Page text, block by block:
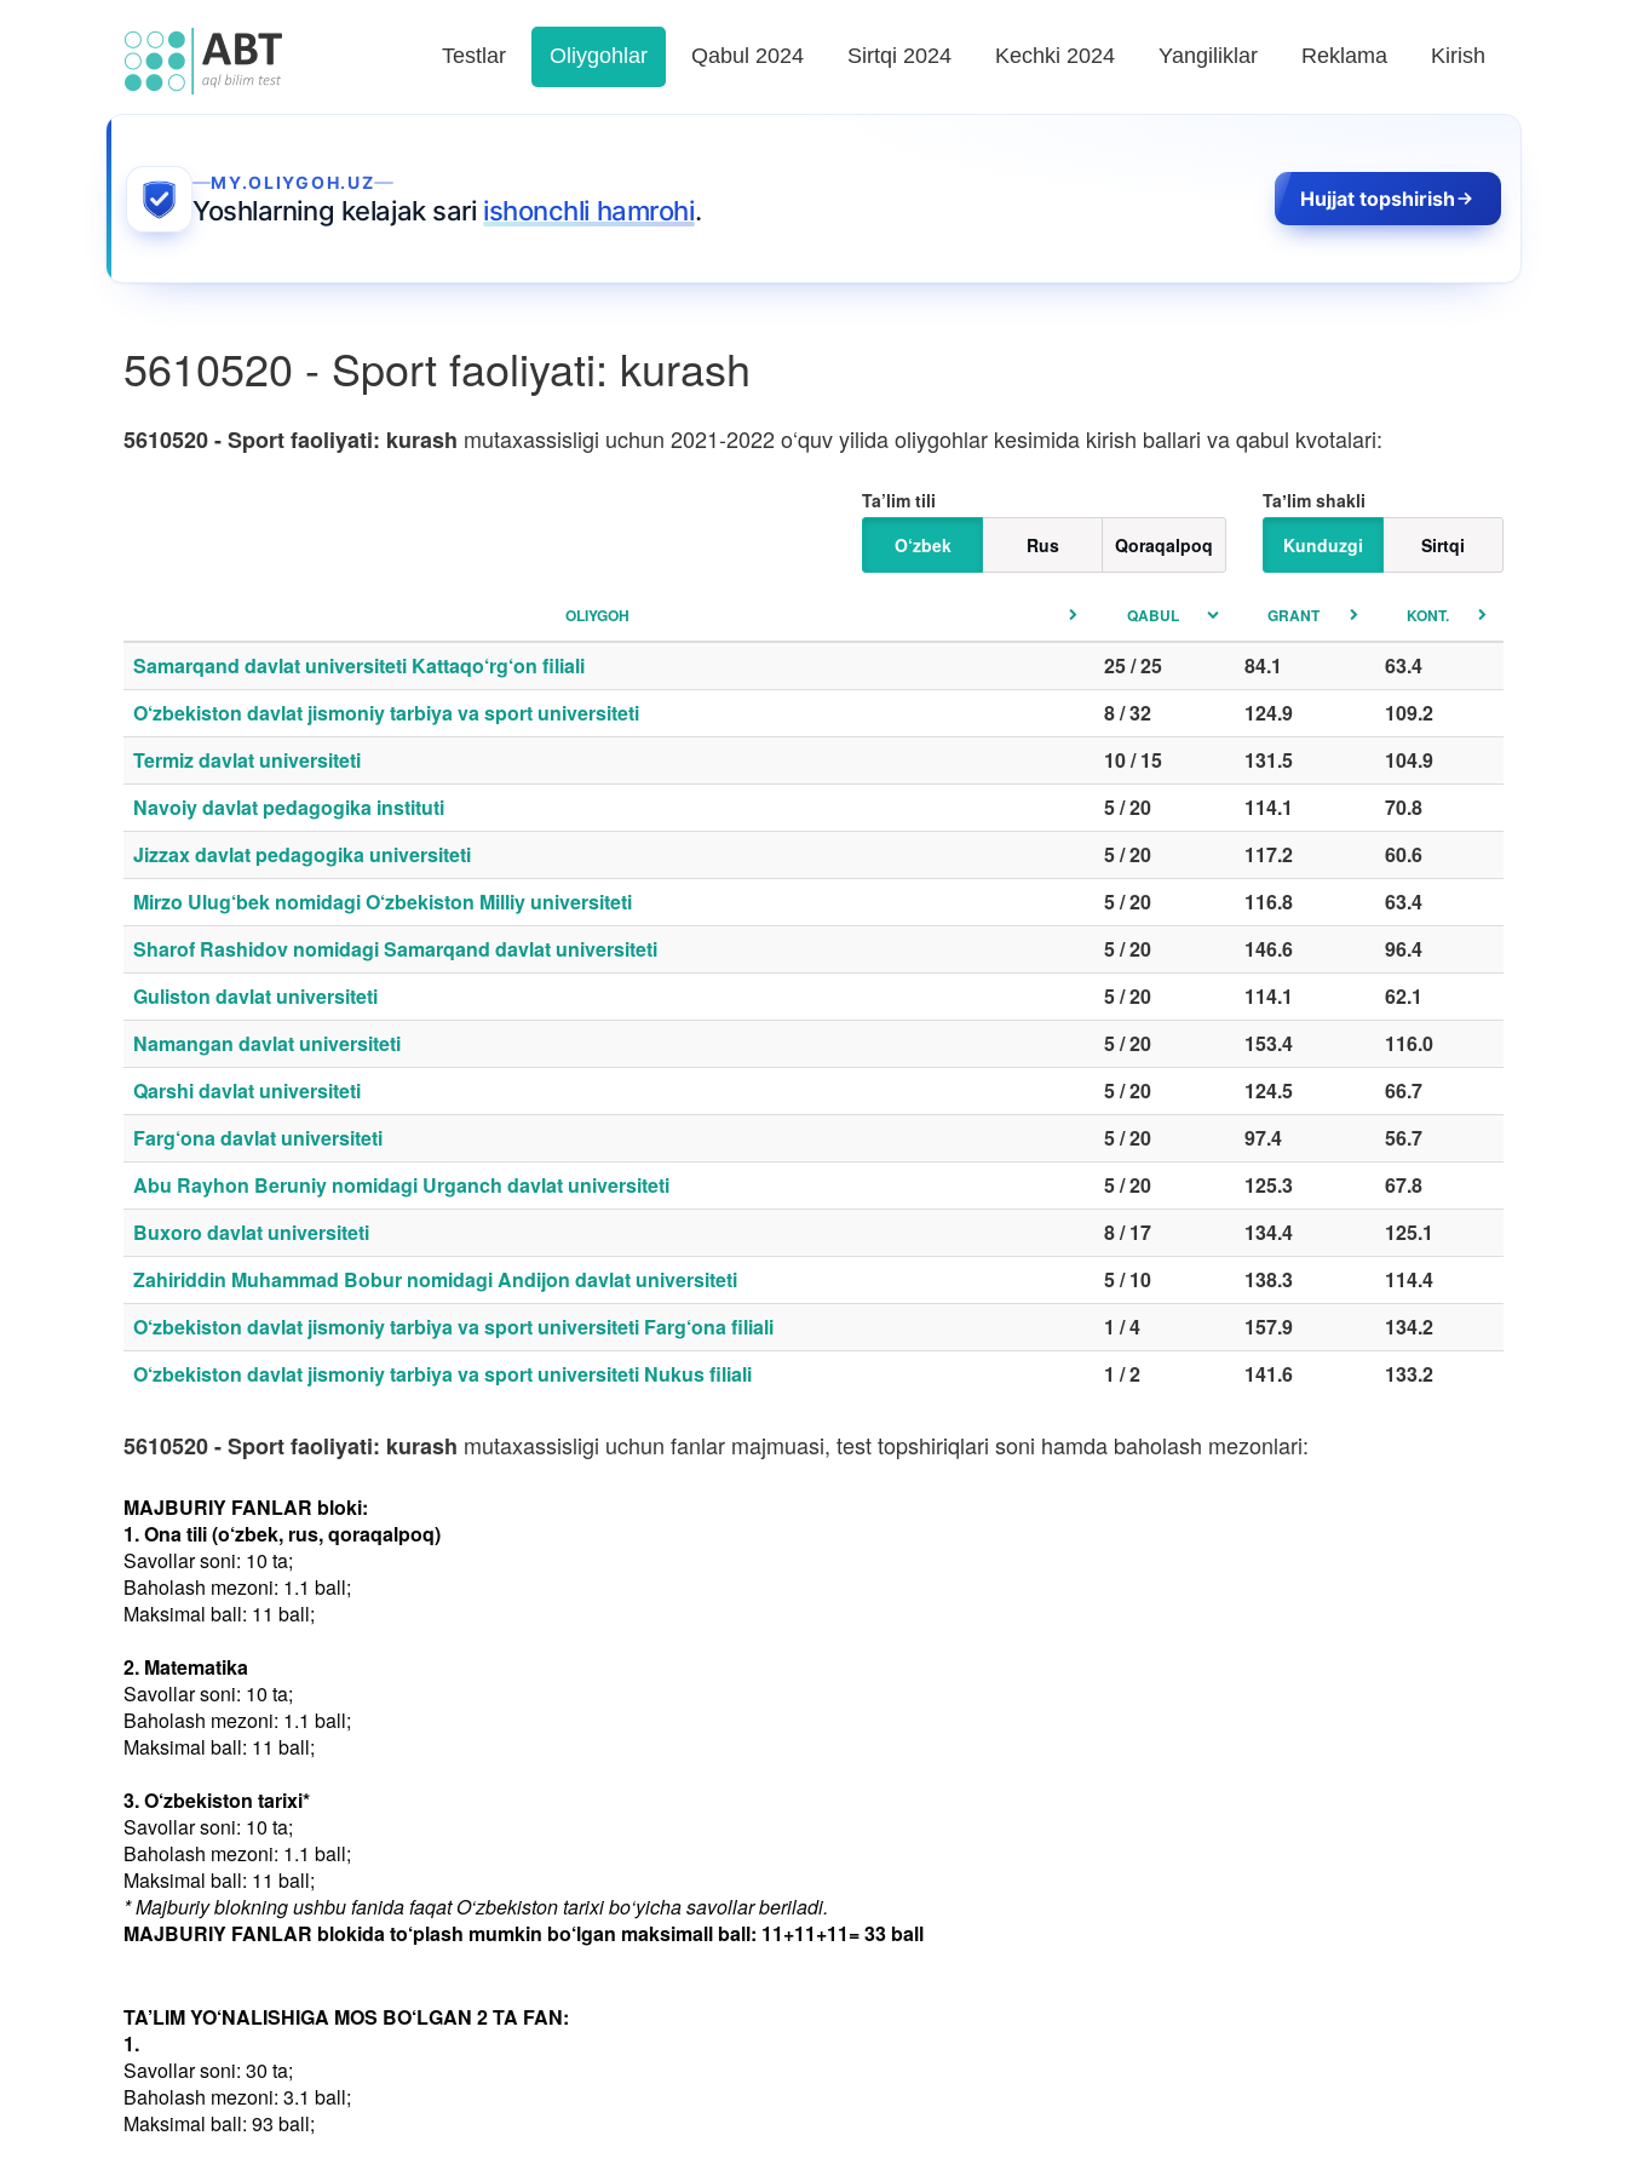
Testlar Oliygohlar Qabul 2024 Sirtqi 2024 Kechki 2024 Yangiliklar Reklama Kirish
MY.OLIYGOH.UZ
Yoshlarning kelajak sari ishonchli hamrohi. Hujjat topshirish
5610520 - Sport faoliyati: kurash
5610520 - Sport faoliyati: kurash mutaxassisligi uchun 2021-2022 o‘quv yilida oliygohlar kesimida kirish ballari va qabul kvotalari:
Taʼlim shakli
Kunduzgi
Sirtqi
Ta’lim tili
O‘zbek
Rus Qoraqalpoq
OLIYGOH QABUL GRANT KONT.
Samarqand davlat universiteti Kattaqo‘rg‘on filiali 25 / 25 84.1
63.4
O‘zbekiston davlat jismoniy tarbiya va sport universiteti
8 / 32 124.9
109.2
Termiz davlat universiteti
10 / 15 131.5
104.9
Navoiy davlat pedagogika instituti
5 / 20 114.1
70.8
Jizzax davlat pedagogika universiteti
5 / 20 117.2
60.6
Mirzo Ulug‘bek nomidagi O‘zbekiston Milliy universiteti
5 / 20 116.8
63.4
Sharof Rashidov nomidagi Samarqand davlat universiteti
5 / 20 146.6
96.4
Guliston davlat universiteti
5 / 20 114.1
62.1
Namangan davlat universiteti
5 / 20 153.4
116.0
Qarshi davlat universiteti
5 / 20 124.5
66.7
Farg‘ona davlat universiteti
5 / 20 97.4
56.7
Abu Rayhon Beruniy nomidagi Urganch davlat universiteti
5 / 20 125.3
67.8
Buxoro davlat universiteti
8 / 17 134.4
125.1
Zahiriddin Muhammad Bobur nomidagi Andijon davlat universiteti
5 / 10 138.3
114.4
O‘zbekiston davlat jismoniy tarbiya va sport universiteti Farg‘ona filiali
1 / 4 157.9
134.2
O‘zbekiston davlat jismoniy tarbiya va sport universiteti Nukus filiali
1 / 2 141.6 133.2
5610520 - Sport faoliyati: kurash mutaxassisligi uchun fanlar majmuasi, test topshiriqlari soni hamda baholash mezonlari:
MAJBURIY FANLAR bloki:
1. Ona tili (o‘zbek, rus, qoraqalpoq)
Savollar soni: 10 ta;
Baholash mezoni: 1.1 ball;
Maksimal ball: 11 ball;
2. Matematika
Savollar soni: 10 ta;
Baholash mezoni: 1.1 ball;
Maksimal ball: 11 ball;
3. O‘zbekiston tarixi*
Savollar soni: 10 ta;
Baholash mezoni: 1.1 ball;
Maksimal ball: 11 ball;
* Majburiy blokning ushbu fanida faqat O‘zbekiston tarixi bo‘yicha savollar beriladi.
MAJBURIY FANLAR blokida to‘plash mumkin bo‘lgan maksimall ball: 11+11+11= 33 ball
TA’LIM YO‘NALISHIGA MOS BO‘LGAN 2 TA FAN:
1.
Savollar soni: 30 ta;
Baholash mezoni: 3.1 ball;
Maksimal ball: 93 ball;